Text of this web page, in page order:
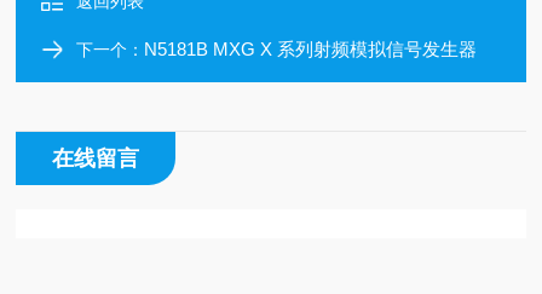
下一个： N5181B MXG X 系列射频模拟信号发生器
在线留言